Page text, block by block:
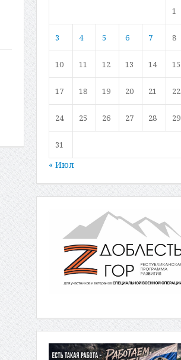
1
3 4 5 6 7 8
10 11 12 13 14 15
17 18 19 20 21 22
24 25 26 27 28 29
31
« Июл